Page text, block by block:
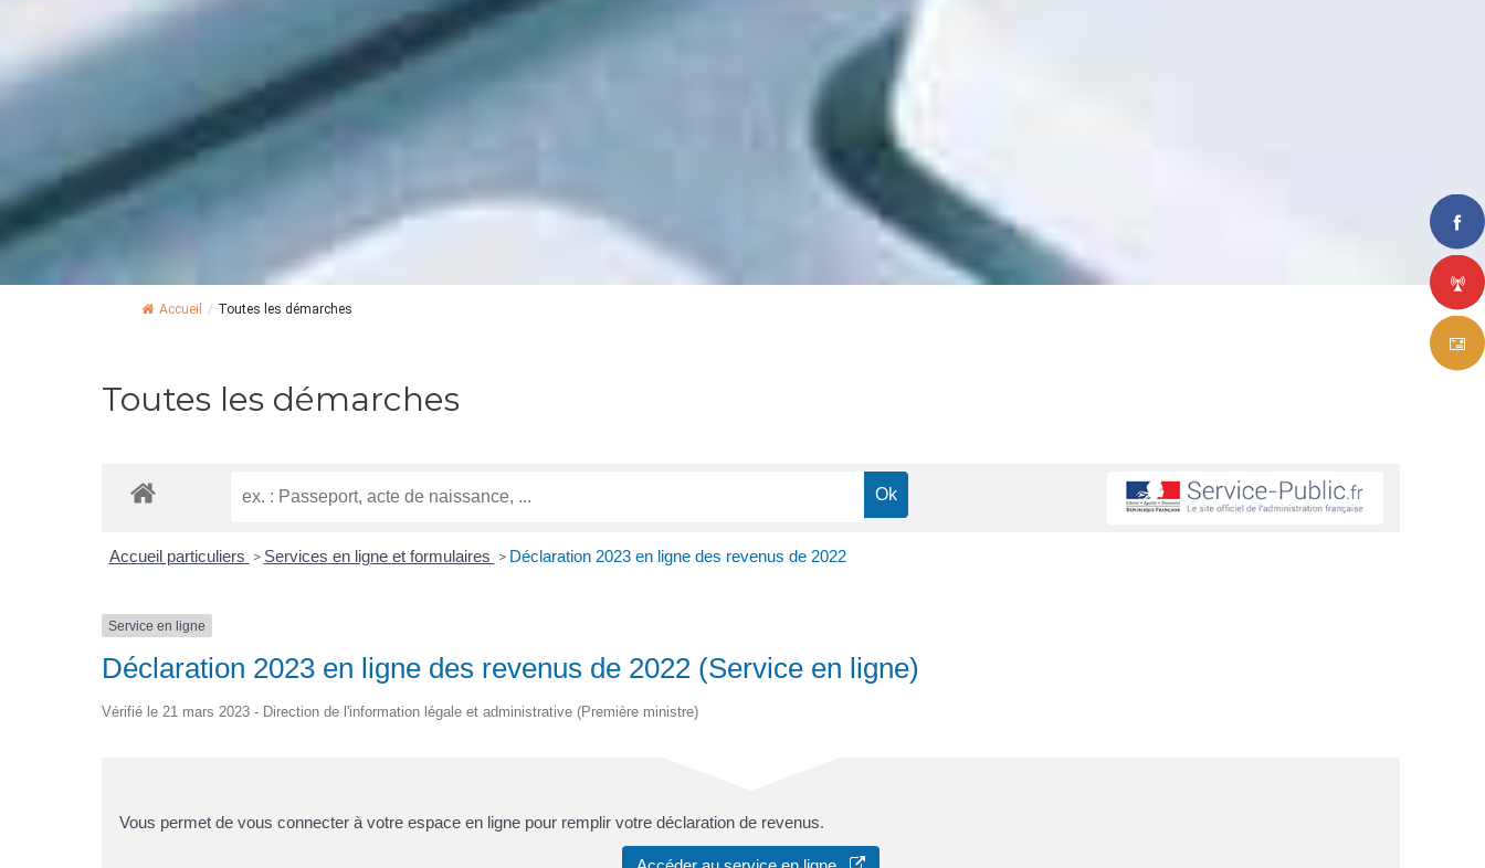
Accueil / Toutes les démarches
Toutes les démarches
Accueil particuliers > Services en ligne et formulaires > Déclaration 2023 en ligne des revenus de 2022
Service en ligne
Déclaration 2023 en ligne des revenus de 2022 (Service en ligne)
Vérifié le 21 mars 2023 - Direction de l'information légale et administrative (Première ministre)
Vous permet de vous connecter à votre espace en ligne pour remplir votre déclaration de revenus.